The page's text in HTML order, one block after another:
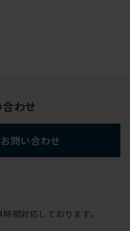
わせ
問い合わせ
間対応しております。